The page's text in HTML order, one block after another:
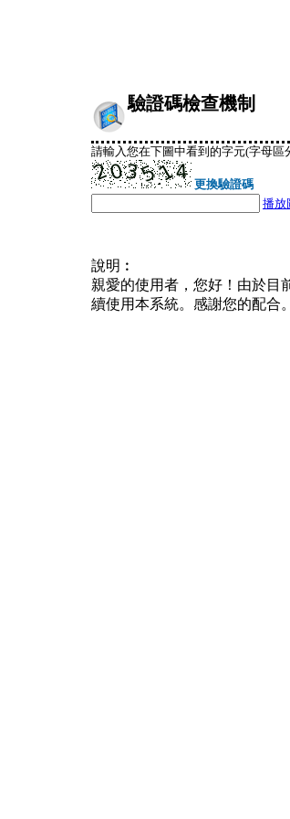
驗證碼檢查機制
請輸入您在下圖中看到的字元(字母區
更換驗證碼
播放
說明︰
親愛的使用者，您好！由於目
續使用本系統。感謝您的配合。